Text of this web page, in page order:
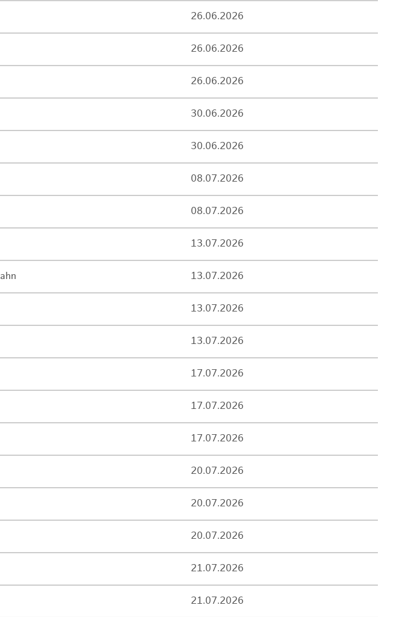
26.06.2026
26.06.2026
26.06.2026
30.06.2026
30.06.2026
08.07.2026
08.07.2026
13.07.2026
13.07.2026
13.07.2026
13.07.2026
17.07.2026
17.07.2026
17.07.2026
20.07.2026
20.07.2026
20.07.2026
21.07.2026
21.07.2026